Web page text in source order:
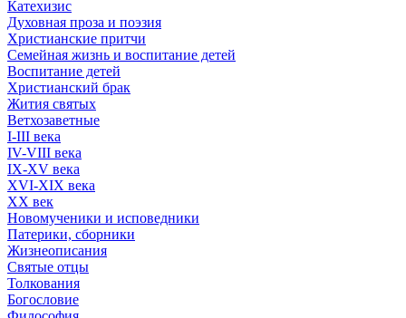
Катехизис
Духовная проза и поэзия
Христианские притчи
Семейная жизнь и воспитание детей
Воспитание детей
Христианский брак
Жития святых
Ветхозаветные
I-III века
IV-VIII века
IX-XV века
XVI-XIX века
XX век
Новомученики и исповедники
Патерики, сборники
Жизнеописания
Святые отцы
Толкования
Богословие